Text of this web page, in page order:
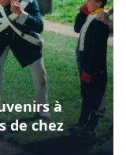
à
de chez